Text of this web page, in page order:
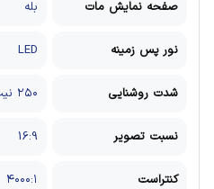
صفحه نمایش مات بله
نور پس زمینه LED
شدت روشنایی ۲۵۰ نیت
نسبت تصویر 16:9
کنتراست ۴۰۰۰:۱